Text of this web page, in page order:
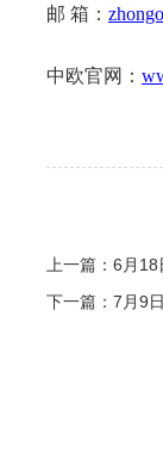
邮 箱：
中欧官网：
上一篇： 6月18
下一篇： 7月9